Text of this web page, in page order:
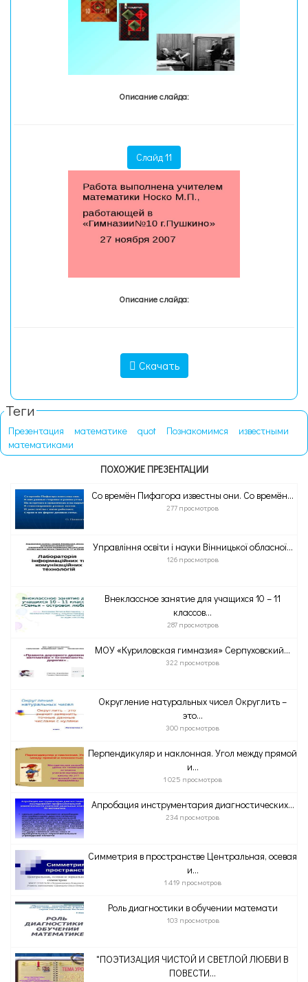
Описание слайда:
Слайд 11
Описание слайда:
Скачать
Теги
Презентация математике quot Познакомимся
известными
математиками
ПОХОЖИЕ ПРЕЗЕНТАЦИИ
Со времён Пифагора известны они. Со времён...
277 просмотров
Управління освіти і науки Вінницької обласної...
126 просмотров
Внеклассное занятие для учащихся 10 – 11
классов...
287 просмотров
МОУ «Куриловская гимназия» Серпуховский...
322 просмотров
Округление натуральных чисел Округлить –
это...
300 просмотров
Перпендикуляр и наклонная. Угол между прямой
и...
1 025 просмотров
Апробация инструментария диагностических...
234 просмотров
Симметрия в пространстве Центральная, осевая
и...
1 419 просмотров
Роль диагностики в обучении математи
103 просмотров
"ПОЭТИЗАЦИЯ ЧИСТОЙ И СВЕТЛОЙ ЛЮБВИ В
ПОВЕСТИ...